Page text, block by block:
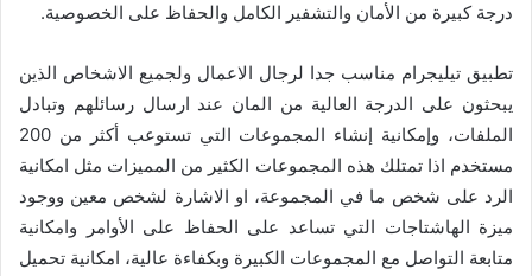
درجة كبيرة من الأمان والتشفير الكامل والحفاظ على الخصوصية.
تطبيق تيليجرام مناسب جدا لرجال الاعمال ولجميع الاشخاص الذين
يبحثون على الدرجة العالية من المان عند ارسال رسائلهم وتبادل
الملفات، وإمكانية إنشاء المجموعات التي تستوعب أكثر من 200
مستخدم اذا تمتلك هذه المجموعات الكثير من المميزات مثل امكانية
الرد على شخص ما في المجموعة، او الاشارة لشخص معين ووجود
ميزة الهاشتاجات التي تساعد على الحفاظ على الأوامر وامكانية
متابعة التواصل مع المجموعات الكبيرة وبكفاءة عالية، امكانية تحميل